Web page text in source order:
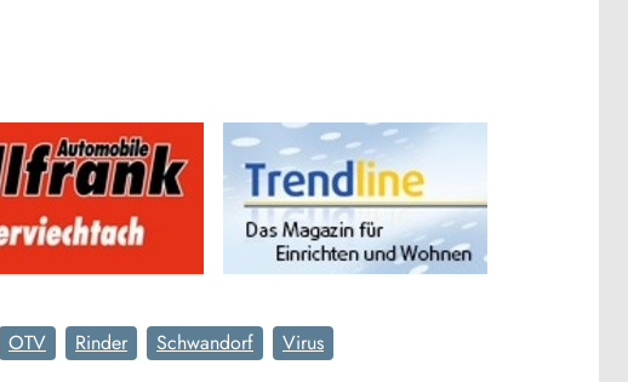
OTV Rinder Schwandorf Virus